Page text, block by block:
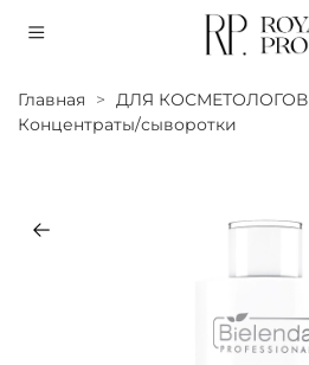
Главная
ДЛЯ КОСМЕТОЛОГОВ
Концентраты/сыворотки